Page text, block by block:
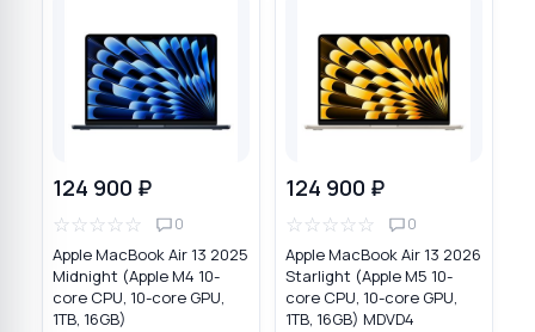
124 900 ₽
☆☆☆☆☆ 0
Apple MacBook Air 13 2025
Midnight (Apple M4 10-
core CPU, 10-core GPU,
1TB, 16GB)
124 900 ₽
☆☆☆☆☆ 0
Apple MacBook Air 13 2026
Starlight (Apple M5 10-
core CPU, 10-core GPU,
1TB, 16GB) MDVD4